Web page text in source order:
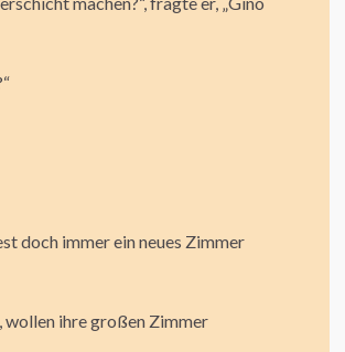
doch immer ein neues Zimmer
wollen ihre großen Zimmer